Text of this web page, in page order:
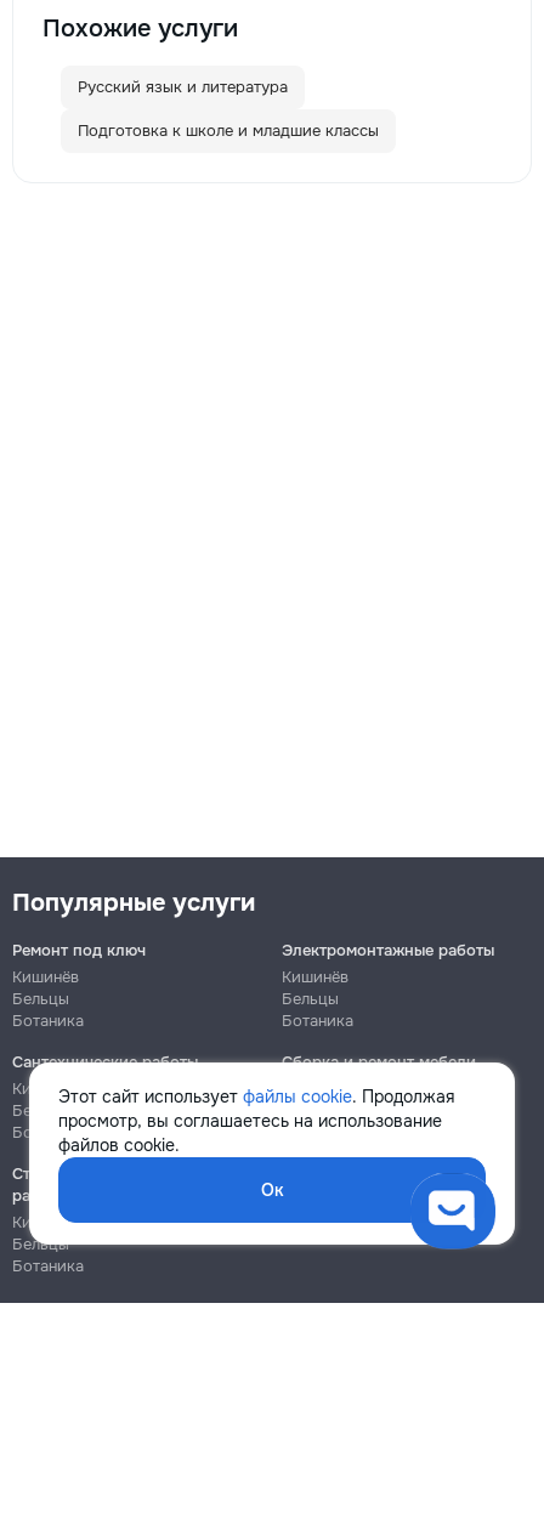
Похожие услуги
Русский язык и литература
Подготовка к школе и младшие классы
Этот сайт использует файлы cookie. Продолжая
просмотр, вы соглашаетесь на использование
файлов cookie.
Ок
Популярные услуги
Ремонт под ключ
Кишинёв
Бельцы
Ботаника
Электромонтажные работы
Кишинёв
Бельцы
Ботаника
Сантехнические работы
Кишинёв
Бельцы
Ботаника
Сборка и ремонт мебели
Кишинёв
Ботаника
Строительно-монтажные
работы
Кишинёв
Бельцы
Ботаника